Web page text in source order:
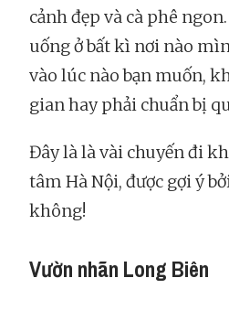
cảnh đẹp và cà phê
uống ở bất kì nơi nào
vào lúc nào bạn muốn,
gian hay phải chuẩn bị
Đây là là vài chuyến đi
tâm Hà Nội, được gợi ý
không!
Vườn nhãn Long Biên